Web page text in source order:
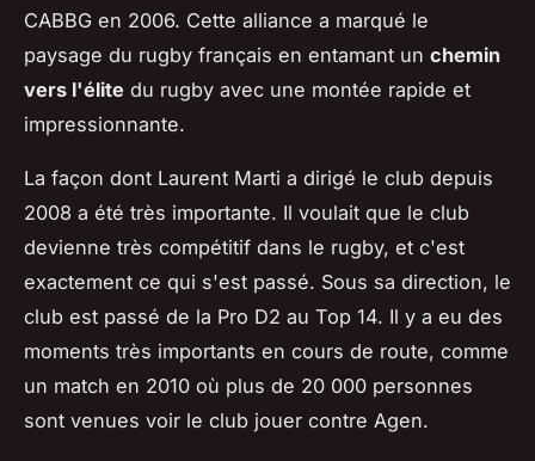
CABBG en 2006. Cette alliance a marqué le
paysage du rugby français en entamant un chemin
vers l'élite du rugby avec une montée rapide et
impressionnante.
La façon dont Laurent Marti a dirigé le club depuis
2008 a été très importante. Il voulait que le club
devienne très compétitif dans le rugby, et c'est
exactement ce qui s'est passé. Sous sa direction, le
club est passé de la Pro D2 au Top 14. Il y a eu des
moments très importants en cours de route, comme
un match en 2010 où plus de 20 000 personnes
sont venues voir le club jouer contre Agen.